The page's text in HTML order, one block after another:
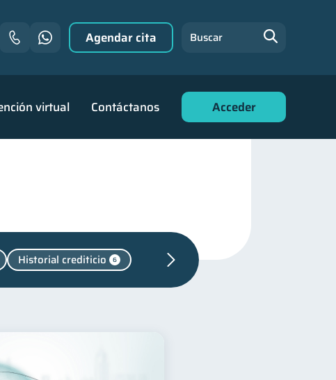
virtual Contáctanos Acceder
Agendar cita Buscar
Historial crediticio 6
6